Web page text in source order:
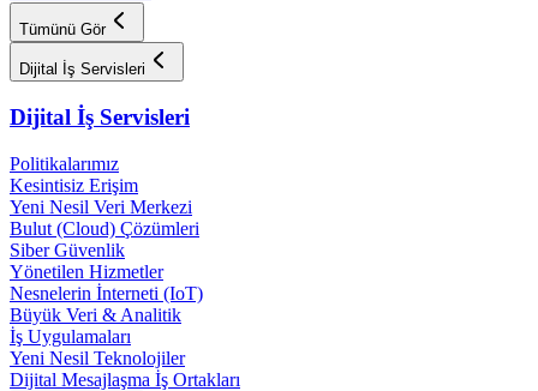
Tümünü Gör
Dijital İş Servisleri
Dijital İş Servisleri
Politikalarımız
Kesintisiz Erişim
Yeni Nesil Veri Merkezi
Bulut (Cloud) Çözümleri
Siber Güvenlik
Yönetilen Hizmetler
Nesnelerin İnterneti (IoT)
Büyük Veri & Analitik
İş Uygulamaları
Yeni Nesil Teknolojiler
Dijital Mesajlaşma İş Ortakları